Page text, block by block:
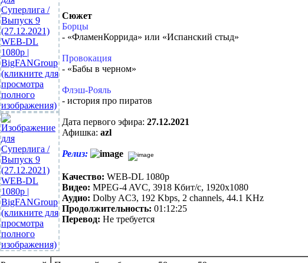
Сюжет
Борцы
- «ФламенКоррида» или «Испанский стыд»
Провокация
- «Бабы в черном»
Флэш-Рояль
- история про пиратов
Дата первого эфира: 27.12.2021
Афишка: azl
Релиз:
Качество: WEB-DL 1080p
Видео: MPEG-4 AVC, 3918 Кбит/с, 1920x1080
Аудио: Dolby AC3, 192 Kbps, 2 channels, 44.1 KHz
Продолжительность: 01:12:25
Перевод: Не требуется